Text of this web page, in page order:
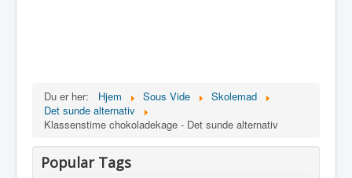
Du er her: Hjem Sous Vide
Skolemad
Det sunde alternativ
Klassenstime chokoladekage - Det sunde alternativ
Popular Tags